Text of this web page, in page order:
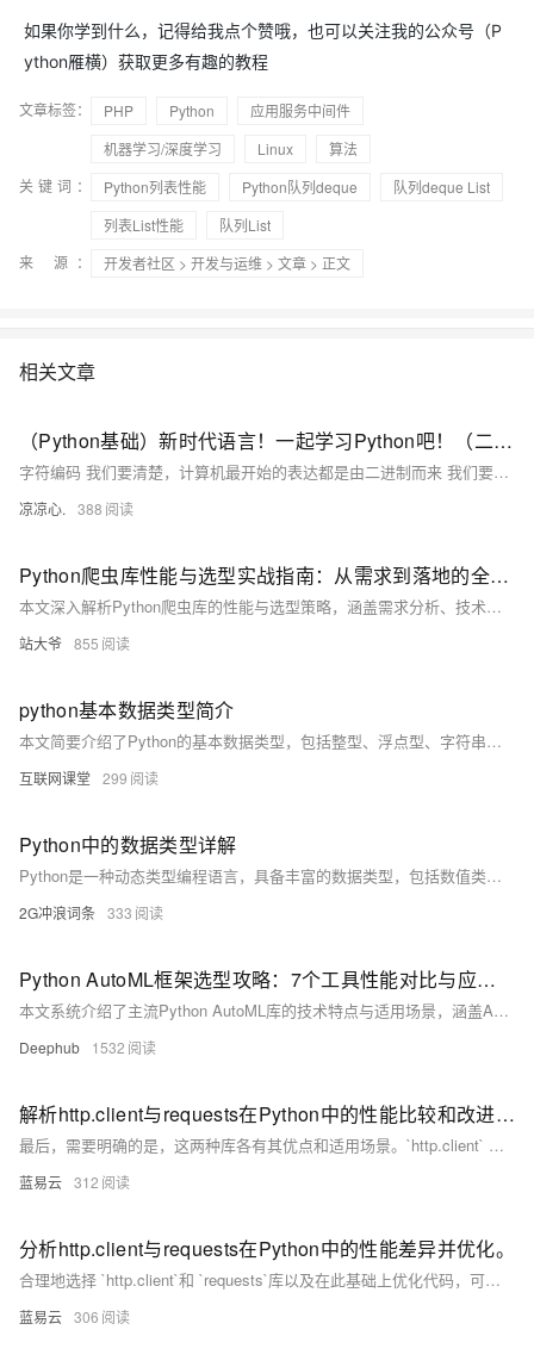
如果你学到什么，记得给我点个赞哦，也可以关注我的公众号（P
ython雁横）获取更多有趣的教程
文章标签： PHP Python
应用服务中间件
机器学习/深度学习
Linux
算法
关键词：
Python列表性能 Python队列deque
队列deque List
列表List性能
队列List
来 源：
开发者社区 > 开发与运维 > 文章 > 正文
相关文章
（Python基础）新时代语言！一起学习Python吧！（二）：字符编码由来；Python字符串、字符串格式化；list集合和tuple元组区别
字符编码 我们要清楚，计算机最开始的表达都是由二进制而来 我们要想通过二进制来表示我们熟知的字符看看以下的变化 例如： 1 的二进制编码为 0000 0001 我们通过A这个字符，让其在计算机内部存储（现如今，A 字符在地址通常表示为65） 现在拿A举例： 在计算机内部 A字符，它本身表示为 65这个数，在计算机底层会转为二进制码 也意味着A字符在底层表示为 1000001 通过这样的字符表示进行转换，逐步发展为拥有127个字符的编码存储到计算机中，这个编码表也被称为ASCII编码。 但随时代变迁，ASCII编码逐渐暴露短板，全球有上百种语言，光是ASCII编码并不能够满足需求
凉凉心. 388
Python爬虫库性能与选型实战指南：从需求到落地的全链路解析
本文深入解析Python爬虫库的性能与选型策略，涵盖需求分析、技术评估与实战案例，助你构建高效稳定的数据采集系统。
站大爷 855
python基本数据类型简介
本文简要介绍了Python的基本数据类型，包括整型、浮点型、字符串、列表、字典和布尔类型，帮助读者对Python数据类型有初步了解。
互联网课堂 299
Python中的数据类型详解
Python是一种动态类型编程语言，具备丰富的数据类型，包括数值类型、序列类型、映射类型和集合类型等。这些类型为高效编程提供了强大支持。
2G冲浪词条 333
Python AutoML框架选型攻略：7个工具性能对比与应用指南
本文系统介绍了主流Python AutoML库的技术特点与适用场景，涵盖AutoGluon、PyCaret、TPOT、Auto-sklearn、H2O AutoML及AutoKeras等工具，帮助开发者根据项目需求高效选择自动化机器学习方案。
Deephub 1532
解析http.client与requests在Python中的性能比较和改进策略。
最后，需要明确的是，这两种库各有其优点和适用场景。`http.client` 更适合于基础且并行的请求，`requests` 则因其易用且强大的功能，更适用于复杂的 HTTP 场景。对于哪种更适合你的应用，可能需要你自己进行实际的测试来确定。
蓝易云 312
分析http.client与requests在Python中的性能差异并优化。
合理地选择 `http.client`和 `requests`库以及在此基础上优化代码，可以帮助你的Python网络编程更加顺利，无论是在性能还是在易用性上。我们通常推荐使用 `requests`库，因为它的易用性。对于需要大量详细控制的任务，或者对性能有严格要求的情况，可以考虑使用 `http.client`库。同时，不断优化并管理员连接、设定合理超时和重试都是提高网络访问效率和稳定性的好方式。
蓝易云 306